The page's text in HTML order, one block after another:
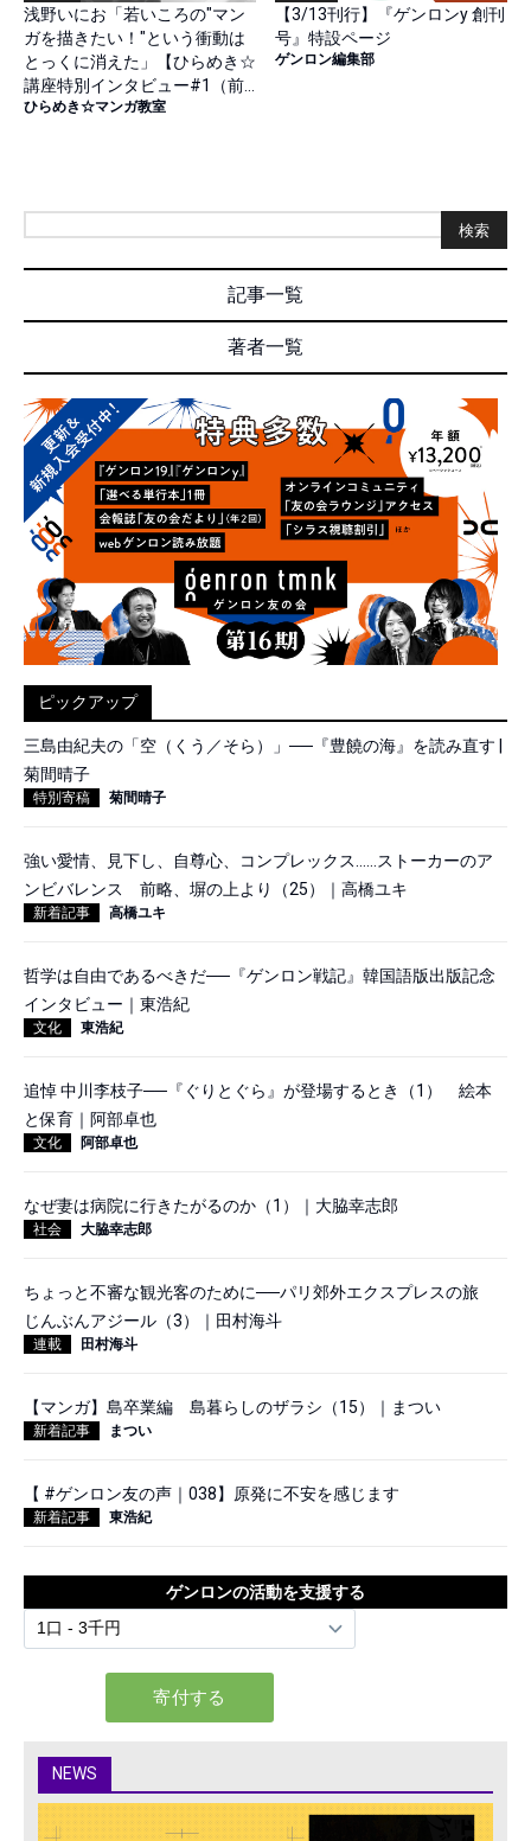
浅野いにお「若いころの"マン
ガを描きたい！"という衝動は
とっくに消えた」【ひらめき☆
講座特別インタビュー#1（前
篇）】
ひらめき☆マンガ教室
【3/13刊行】『ゲンロンy 創刊
号』特設ページ
ゲンロン編集部
検索
記事一覧
著者一覧
ピックアップ
三島由紀夫の「空（くう／そら）」──『豊饒の海』を読み直す |
菊間晴子
特別寄稿 菊間晴子
強い愛情、見下し、自尊心、コンプレックス……ストーカーのア
ンビバレンス 前略、塀の上より（25）｜高橋ユキ
新着記事 高橋ユキ
哲学は自由であるべきだ──『ゲンロン戦記』韓国語版出版記念
インタビュー｜東浩紀
文化 東浩紀
追悼 中川李枝子──『ぐりとぐら』が登場するとき（1） 絵本
と保育｜阿部卓也
文化 阿部卓也
なぜ妻は病院に行きたがるのか（1）｜大脇幸志郎
社会 大脇幸志郎
ちょっと不審な観光客のために──パリ郊外エクスプレスの旅
じんぶんアジール（3）｜田村海斗
連載 田村海斗
【マンガ】島卒業編 島暮らしのザラシ（15）｜まつい
新着記事 まつい
【 #ゲンロン友の声｜038】原発に不安を感じます
新着記事 東浩紀
ゲンロンの活動を支援する
NEWS